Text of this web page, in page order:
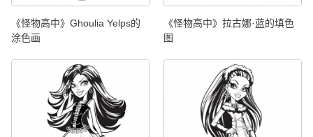
《怪物高中》Ghoulia Yelps的
涂色画
《怪物高中》拉古娜·蓝的填色
图